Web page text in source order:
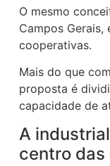
O mesmo
Campos Gerais,
cooperativas.
Mais do que
proposta é
capacidade de
A
centro das